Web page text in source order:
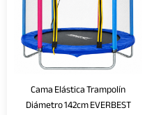
Cama Elástica Trampolín
Diámetro 142cm EVERBEST